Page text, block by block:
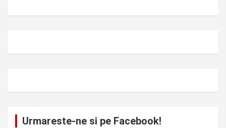
Urmareste-ne si pe Facebook!